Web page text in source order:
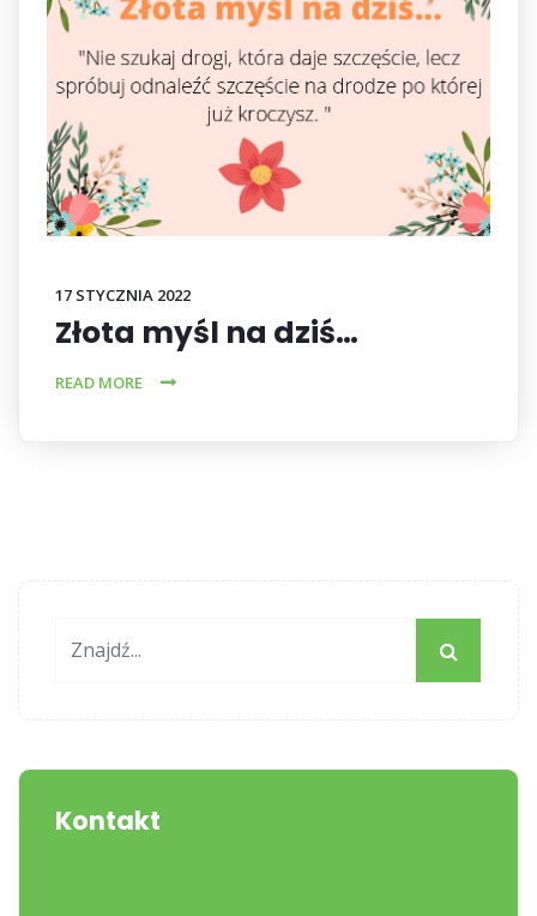
17 STYCZNIA 2022
Złota myśl na dziś…
READ MORE
Kontakt